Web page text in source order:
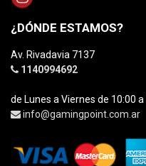
¿DÓNDE ESTAMOS?
Av. Rivadavia 7137
1140994692
de Lunes a Viernes de 10:00
info@gamingpoint.com.ar